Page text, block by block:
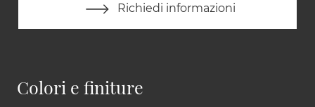
Richiedi informazioni
Colori e finiture